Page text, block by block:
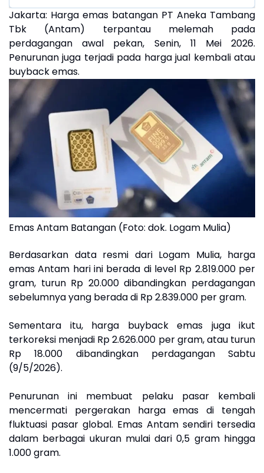
Jakarta: Harga emas batangan PT Aneka Tambang
Tbk (Antam) terpantau melemah pada
perdagangan awal pekan, Senin, 11 Mei 2026.
Penurunan juga terjadi pada harga jual kembali atau
buyback emas.
Emas Antam Batangan (Foto: dok. Logam Mulia)
Berdasarkan data resmi dari Logam Mulia, harga
emas Antam hari ini berada di level Rp 2.819.000 per
gram, turun Rp 20.000 dibandingkan perdagangan
sebelumnya yang berada di Rp 2.839.000 per gram.
Sementara itu, harga buyback emas juga ikut
terkoreksi menjadi Rp 2.626.000 per gram, atau turun
Rp 18.000 dibandingkan perdagangan Sabtu
(9/5/2026).
Penurunan ini membuat pelaku pasar kembali
mencermati pergerakan harga emas di tengah
fluktuasi pasar global. Emas Antam sendiri tersedia
dalam berbagai ukuran mulai dari 0,5 gram hingga
1.000 gram.